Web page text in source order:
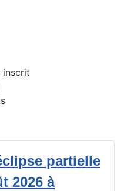
inscrit
partielle
2026 à